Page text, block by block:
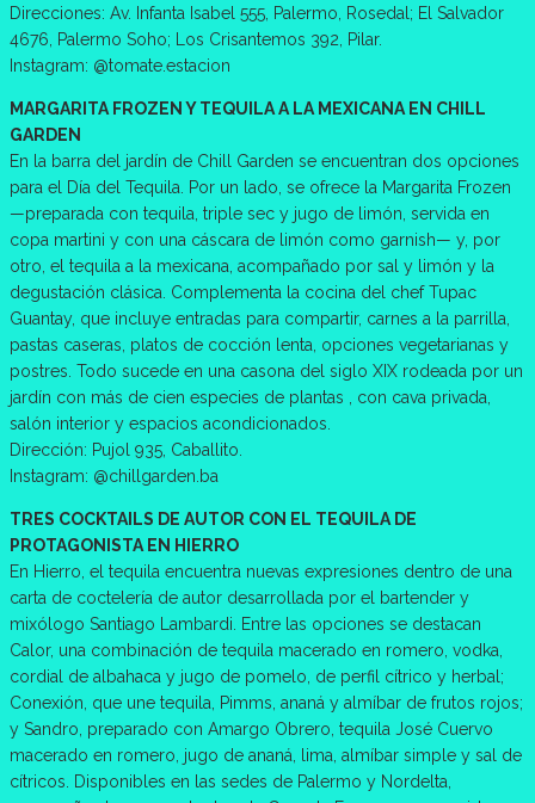
Direcciones: Av. Infanta Isabel 555, Palermo, Rosedal; El Salvador
4676, Palermo Soho; Los Crisantemos 392, Pilar.
Instagram: @tomate.estacion
MARGARITA FROZEN Y TEQUILA A LA MEXICANA EN CHILL
GARDEN
En la barra del jardín de Chill Garden se encuentran dos opciones
para el Día del Tequila. Por un lado, se ofrece la Margarita Frozen
—preparada con tequila, triple sec y jugo de limón, servida en
copa martini y con una cáscara de limón como garnish— y, por
otro, el tequila a la mexicana, acompañado por sal y limón y la
degustación clásica. Complementa la cocina del chef Tupac
Guantay, que incluye entradas para compartir, carnes a la parrilla,
pastas caseras, platos de cocción lenta, opciones vegetarianas y
postres. Todo sucede en una casona del siglo XIX rodeada por un
jardín con más de cien especies de plantas , con cava privada,
salón interior y espacios acondicionados.
Dirección: Pujol 935, Caballito.
Instagram: @chillgarden.ba
TRES COCKTAILS DE AUTOR CON EL TEQUILA DE
PROTAGONISTA EN HIERRO
En Hierro, el tequila encuentra nuevas expresiones dentro de una
carta de coctelería de autor desarrollada por el bartender y
mixólogo Santiago Lambardi. Entre las opciones se destacan
Calor, una combinación de tequila macerado en romero, vodka,
cordial de albahaca y jugo de pomelo, de perfil cítrico y herbal;
Conexión, que une tequila, Pimms, ananá y almíbar de frutos rojos;
y Sandro, preparado con Amargo Obrero, tequila José Cuervo
macerado en romero, jugo de ananá, lima, almíbar simple y sal de
cítricos. Disponibles en las sedes de Palermo y Nordelta,